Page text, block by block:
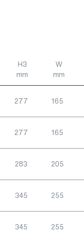
H3
mm
W
mm
277 165
277 165
283 205
345 255
345 255